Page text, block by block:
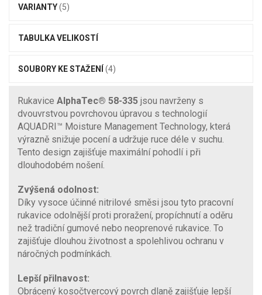
VARIANTY(5)
TABULKA VELIKOSTÍ
SOUBORY KE STAŽENÍ (4)
Rukavice AlphaTec® 58-335 jsou navrženy s
dvouvrstvou povrchovou úpravou s technologií
AQUADRI™ Moisture Management Technology, která
výrazně snižuje pocení a udržuje ruce déle v suchu.
Tento design zajišťuje maximální pohodlí i při
dlouhodobém nošení.
Zvýšená odolnost:
Díky vysoce účinné nitrilové směsi jsou tyto pracovní
rukavice odolnější proti proražení, propíchnutí a oděru
než tradiční gumové nebo neoprenové rukavice. To
zajišťuje dlouhou životnost a spolehlivou ochranu v
náročných podmínkách.
Lepší přilnavost:
Obrácený kosočtvercový povrch dlaně zajišťuje lepší